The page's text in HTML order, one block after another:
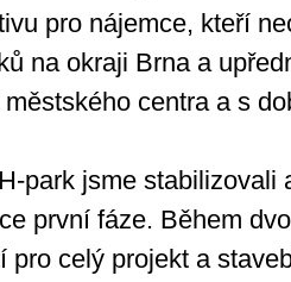
pro nájemce, kteří
na okraji Brna a
centra a s
park jsme stabilizovali
první fáze. Během
pro celý projekt a